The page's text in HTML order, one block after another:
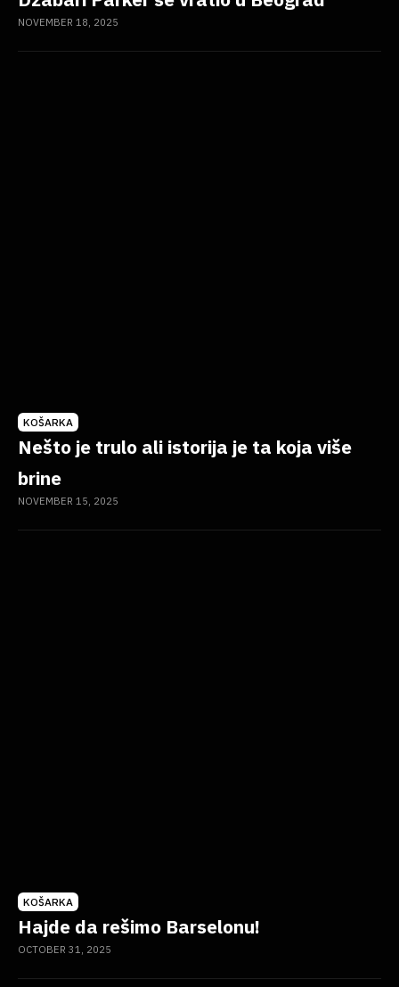
NOVEMBER 18, 2025
KOŠARKA
Nešto je trulo ali istorija je ta koja više
brine
NOVEMBER 15, 2025
KOŠARKA
Hajde da rešimo Barselonu!
OCTOBER 31, 2025